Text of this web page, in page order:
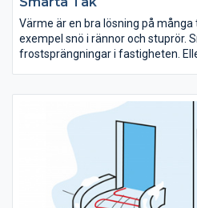
Värme är en bra lösning på många
exempel snö i rännor och stuprör.
frostsprängningar i fastigheten.